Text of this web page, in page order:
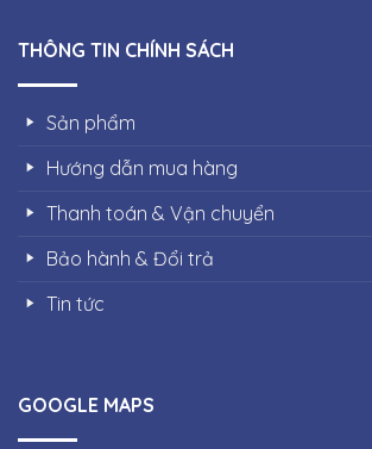
THÔNG TIN CHÍNH SÁCH
Sản phẩm
Hướng dẫn mua hàng
Thanh toán & Vận chuyển
Bảo hành & Đổi trả
Tin tức
GOOGLE MAPS